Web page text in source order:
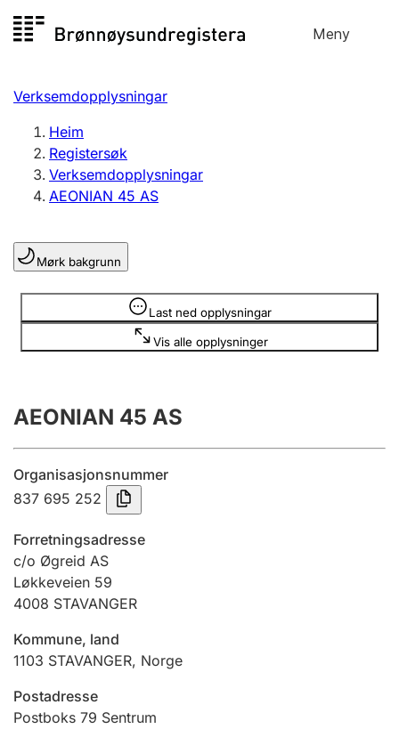
til
Meny
Registersøk
Aksjeselskap
Enkeltpersonføretak
Registrere, endre, slette
Lag og foreining
Registrere, endre, slette
Årsrekneskap
Innsending og forseinkingsgebyr
Jeger
Betaling og jegeravgiftskort
Ektepaktrettleiaren
Verksemdopplysningar
Heim
Registersøk
Verksemdopplysningar
AEONIAN 45 AS
Mørk bakgrunn
Last ned opplysningar
Vis alle opplysninger
Opplysninger er skjult
AEONIAN 45 AS
Organisasjonsnummer
837 695 252
Forretningsadresse
c/o Øgreid AS
Løkkeveien 59
4008 STAVANGER
Kommune, land
1103 STAVANGER, Norge
Postadresse
Postboks 79 Sentrum